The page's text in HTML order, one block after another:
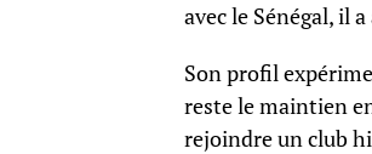
avec le Sénégal, il
Son profil
reste le maintien
rejoindre un club